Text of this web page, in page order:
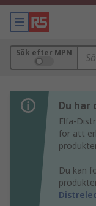
Sök efter MPN
Du har
Elfa-
för att
Du kan